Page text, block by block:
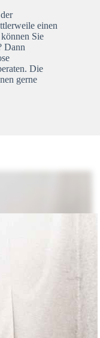
einen
Sie
Dann
Die
gerne